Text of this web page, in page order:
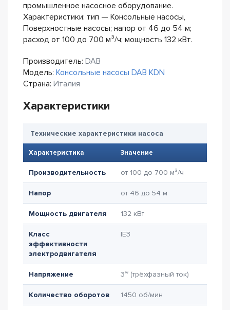
промышленное насосное оборудование.
Характеристики: тип — Консольные насосы,
Поверхностные насосы; напор от 46 до 54 м;
расход от 100 до 700 м³/ч; мощность 132 кВт.
Производитель: DAB
Модель: Консольные насосы DAB KDN
Страна: Италия
Характеристики
Технические характеристики насоса
Характеристика Значение
Производительность от 100 до 700 м³/ч
Напор от 46 до 54 м
Мощность двигателя 132 кВт
Класс
эффективности
электродвигателя
IE3
Напряжение 3~ (трёхфазный ток)
Количество оборотов 1450 об/мин